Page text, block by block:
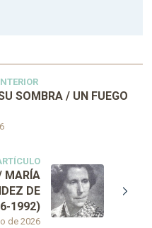
SOMBRA / UN FUEGO
de 2026
MARÍA
DE
1992)